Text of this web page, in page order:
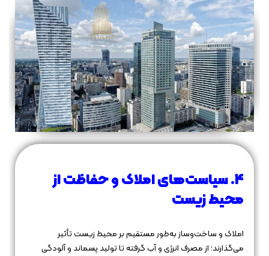
4. سیاست‌های املاک و حفاظت از
محیط زیست
املاک و ساخت‌وساز به‌طور مستقیم بر محیط زیست تأثیر
می‌گذارند؛ از مصرف انرژی و آب گرفته تا تولید پسماند و آلودگی